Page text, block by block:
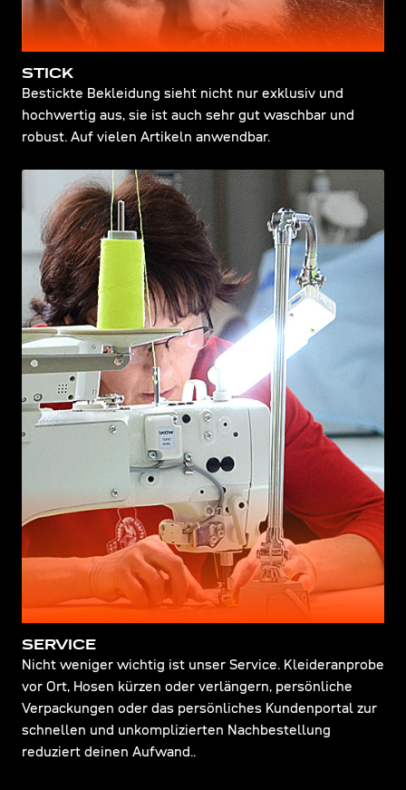
STICK
Bestickte Bekleidung sieht nicht nur exklusiv und
hochwertig aus, sie ist auch sehr gut waschbar und
robust. Auf vielen Artikeln anwendbar.
SERVICE
Nicht weniger wichtig ist unser Service. Kleideranprobe
vor Ort, Hosen kürzen oder verlängern, persönliche
Verpackungen oder das persönliches Kundenportal zur
schnellen und unkomplizierten Nachbestellung
reduziert deinen Aufwand..